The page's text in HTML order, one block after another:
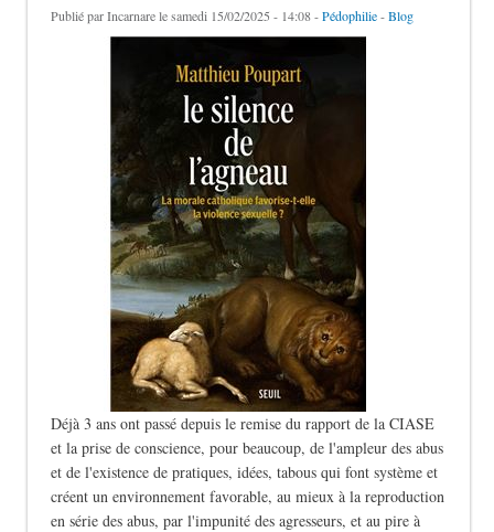
Publié parIncarnarele samedi 15/02/2025 - 14:08 -Pédophilie-Blog
Déjà 3 ans ont passé depuis le remise du rapport de la CIASE
et la prise de conscience, pour beaucoup, de l'ampleur des abus
et de l'existence de pratiques, idées, tabous qui font système et
créent un environnement favorable, au mieux à la reproduction
en série des abus, par l'impunité des agresseurs, et au pire à